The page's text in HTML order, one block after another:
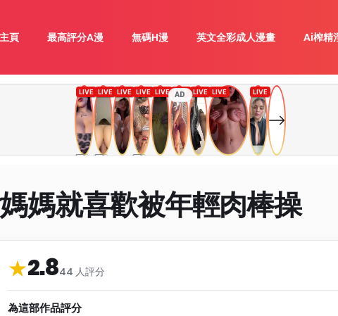
主頁 最高評分A漫 無碼H漫 英文全彩成人漫畫 Ai榨精
AD
媽就喜歡被年輕肉棒操
★2.844 人評分
為這部作品評分
類